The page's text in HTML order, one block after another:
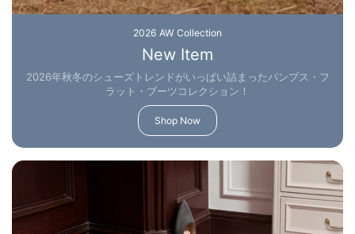
2026 AW Collection
New Item
2026年秋冬のシューズトレンドがいっぱい詰まったパンプス・フ
ラット・ブーツコレクション！
Shop Now